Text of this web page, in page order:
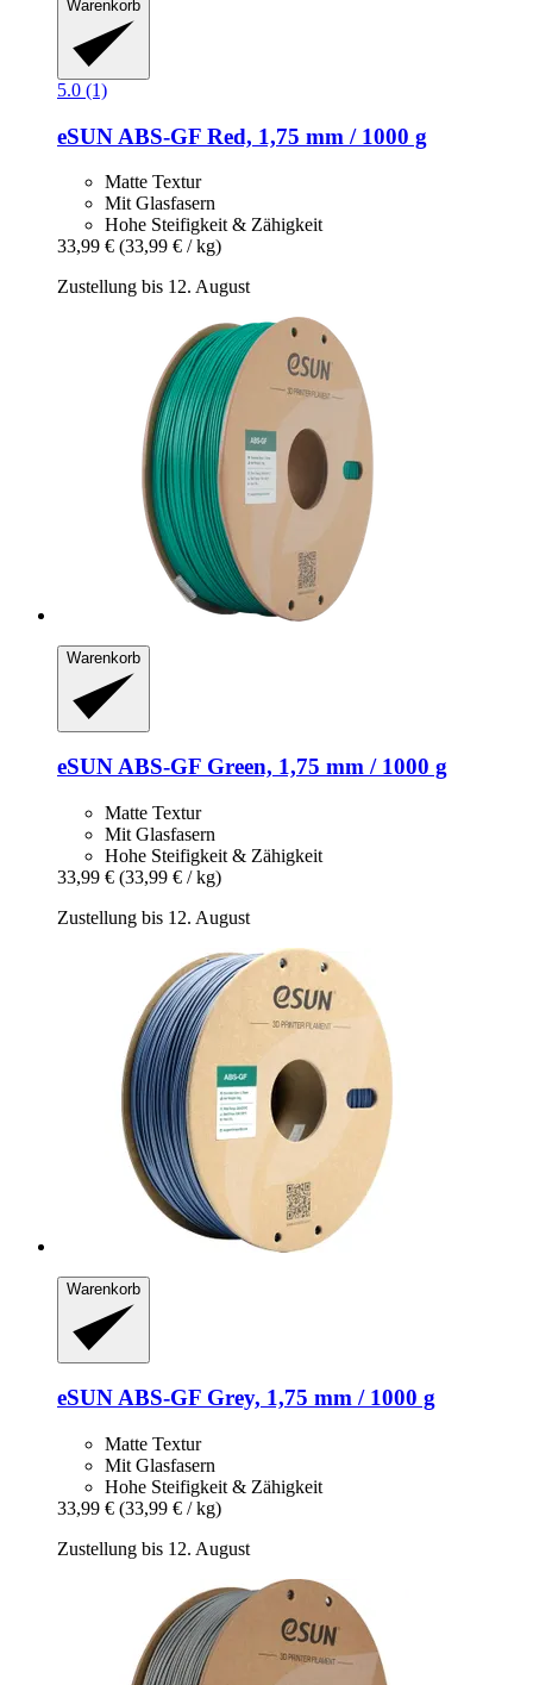
Warenkorb
5.0 (1)
eSUN ABS-​GF Red, 1,75 mm / 1000 g
Matte Textur
Mit Glasfasern
Hohe Steifigkeit & Zähigkeit
33,99 € (33,99 € / kg)
Zustellung bis 12. August
Warenkorb
eSUNABS-​GF Green, 1,75 mm / 1000 g
Matte Textur
Mit Glasfasern
Hohe Steifigkeit & Zähigkeit
33,99 € (33,99 € / kg)
Zustellung bis 12. August
Warenkorb
eSUNABS-​GF Grey, 1,75 mm / 1000 g
Matte Textur
Mit Glasfasern
Hohe Steifigkeit & Zähigkeit
33,99 € (33,99 € / kg)
Zustellung bis 12. August